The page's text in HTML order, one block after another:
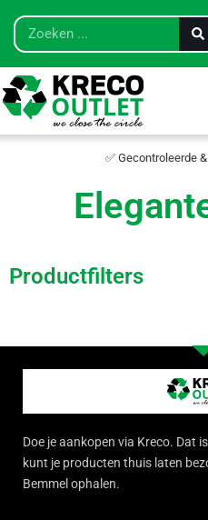
✅ Gecontroleerde
Productfilters
Doe je aankopen via Kreco. Dat
kunt je producten thuis laten
Bemmel ophalen.